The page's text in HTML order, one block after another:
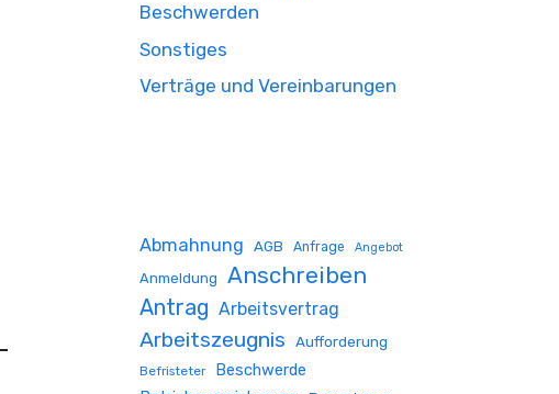
Beschwerden
Sonstiges
Verträge und Vereinbarungen
Abmahnung AGB Anfrage Angebot
Anmeldung Anschreiben
Antrag Arbeitsvertrag
Arbeitszeugnis Aufforderung
Befristeter
Beschwerde